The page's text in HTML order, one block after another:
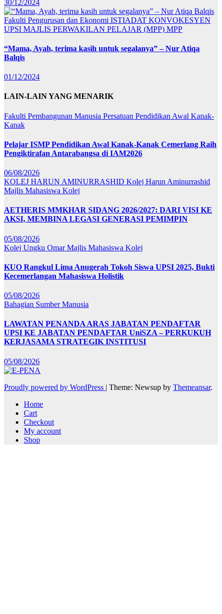
30/12/2024
Fakulti Pengurusan dan Ekonomi ISTIADAT KONVOKESYEN
UPSI MAJLIS PERWAKILAN PELAJAR (MPP) MPP
“Mama, Ayah, terima kasih untuk segalanya” – Nur Atiqa
Balqis
01/12/2024
LAIN-LAIN YANG MENARIK
Fakulti Pembangunan Manusia Persatuan Pendidikan Awal Kanak-
Kanak
Pelajar ISMP Pendidikan Awal Kanak-Kanak Cemerlang Raih
Pengiktirafan Antarabangsa di IAM2026
06/08/2026
KOLEJ HARUN AMINURRASHID Kolej Harun Aminurrashid
Majlis Mahasiswa Kolej
AETHERIS MMKHAR SIDANG 2026/2027: DARI VISI KE
AKSI, MEMBINA LEGASI GENERASI PEMIMPIN
05/08/2026
Kolej Ungku OmarMajlis Mahasiswa Kolej
KUO Rangkul Lima Anugerah Tokoh Siswa UPSI 2025, Bukti
Kecemerlangan Mahasiswa Holistik
05/08/2026
Bahagian Sumber Manusia
LAWATAN PENANDA ARAS JABATAN PENDAFTAR
UPSI KE JABATAN PENDAFTAR UniSZA – PERKUKUH
KERJASAMA STRATEGIK INSTITUSI
05/08/2026
Proudly powered by WordPress | Theme: Newsup by Themeansar.
Home
Cart
Checkout
My account
Shop